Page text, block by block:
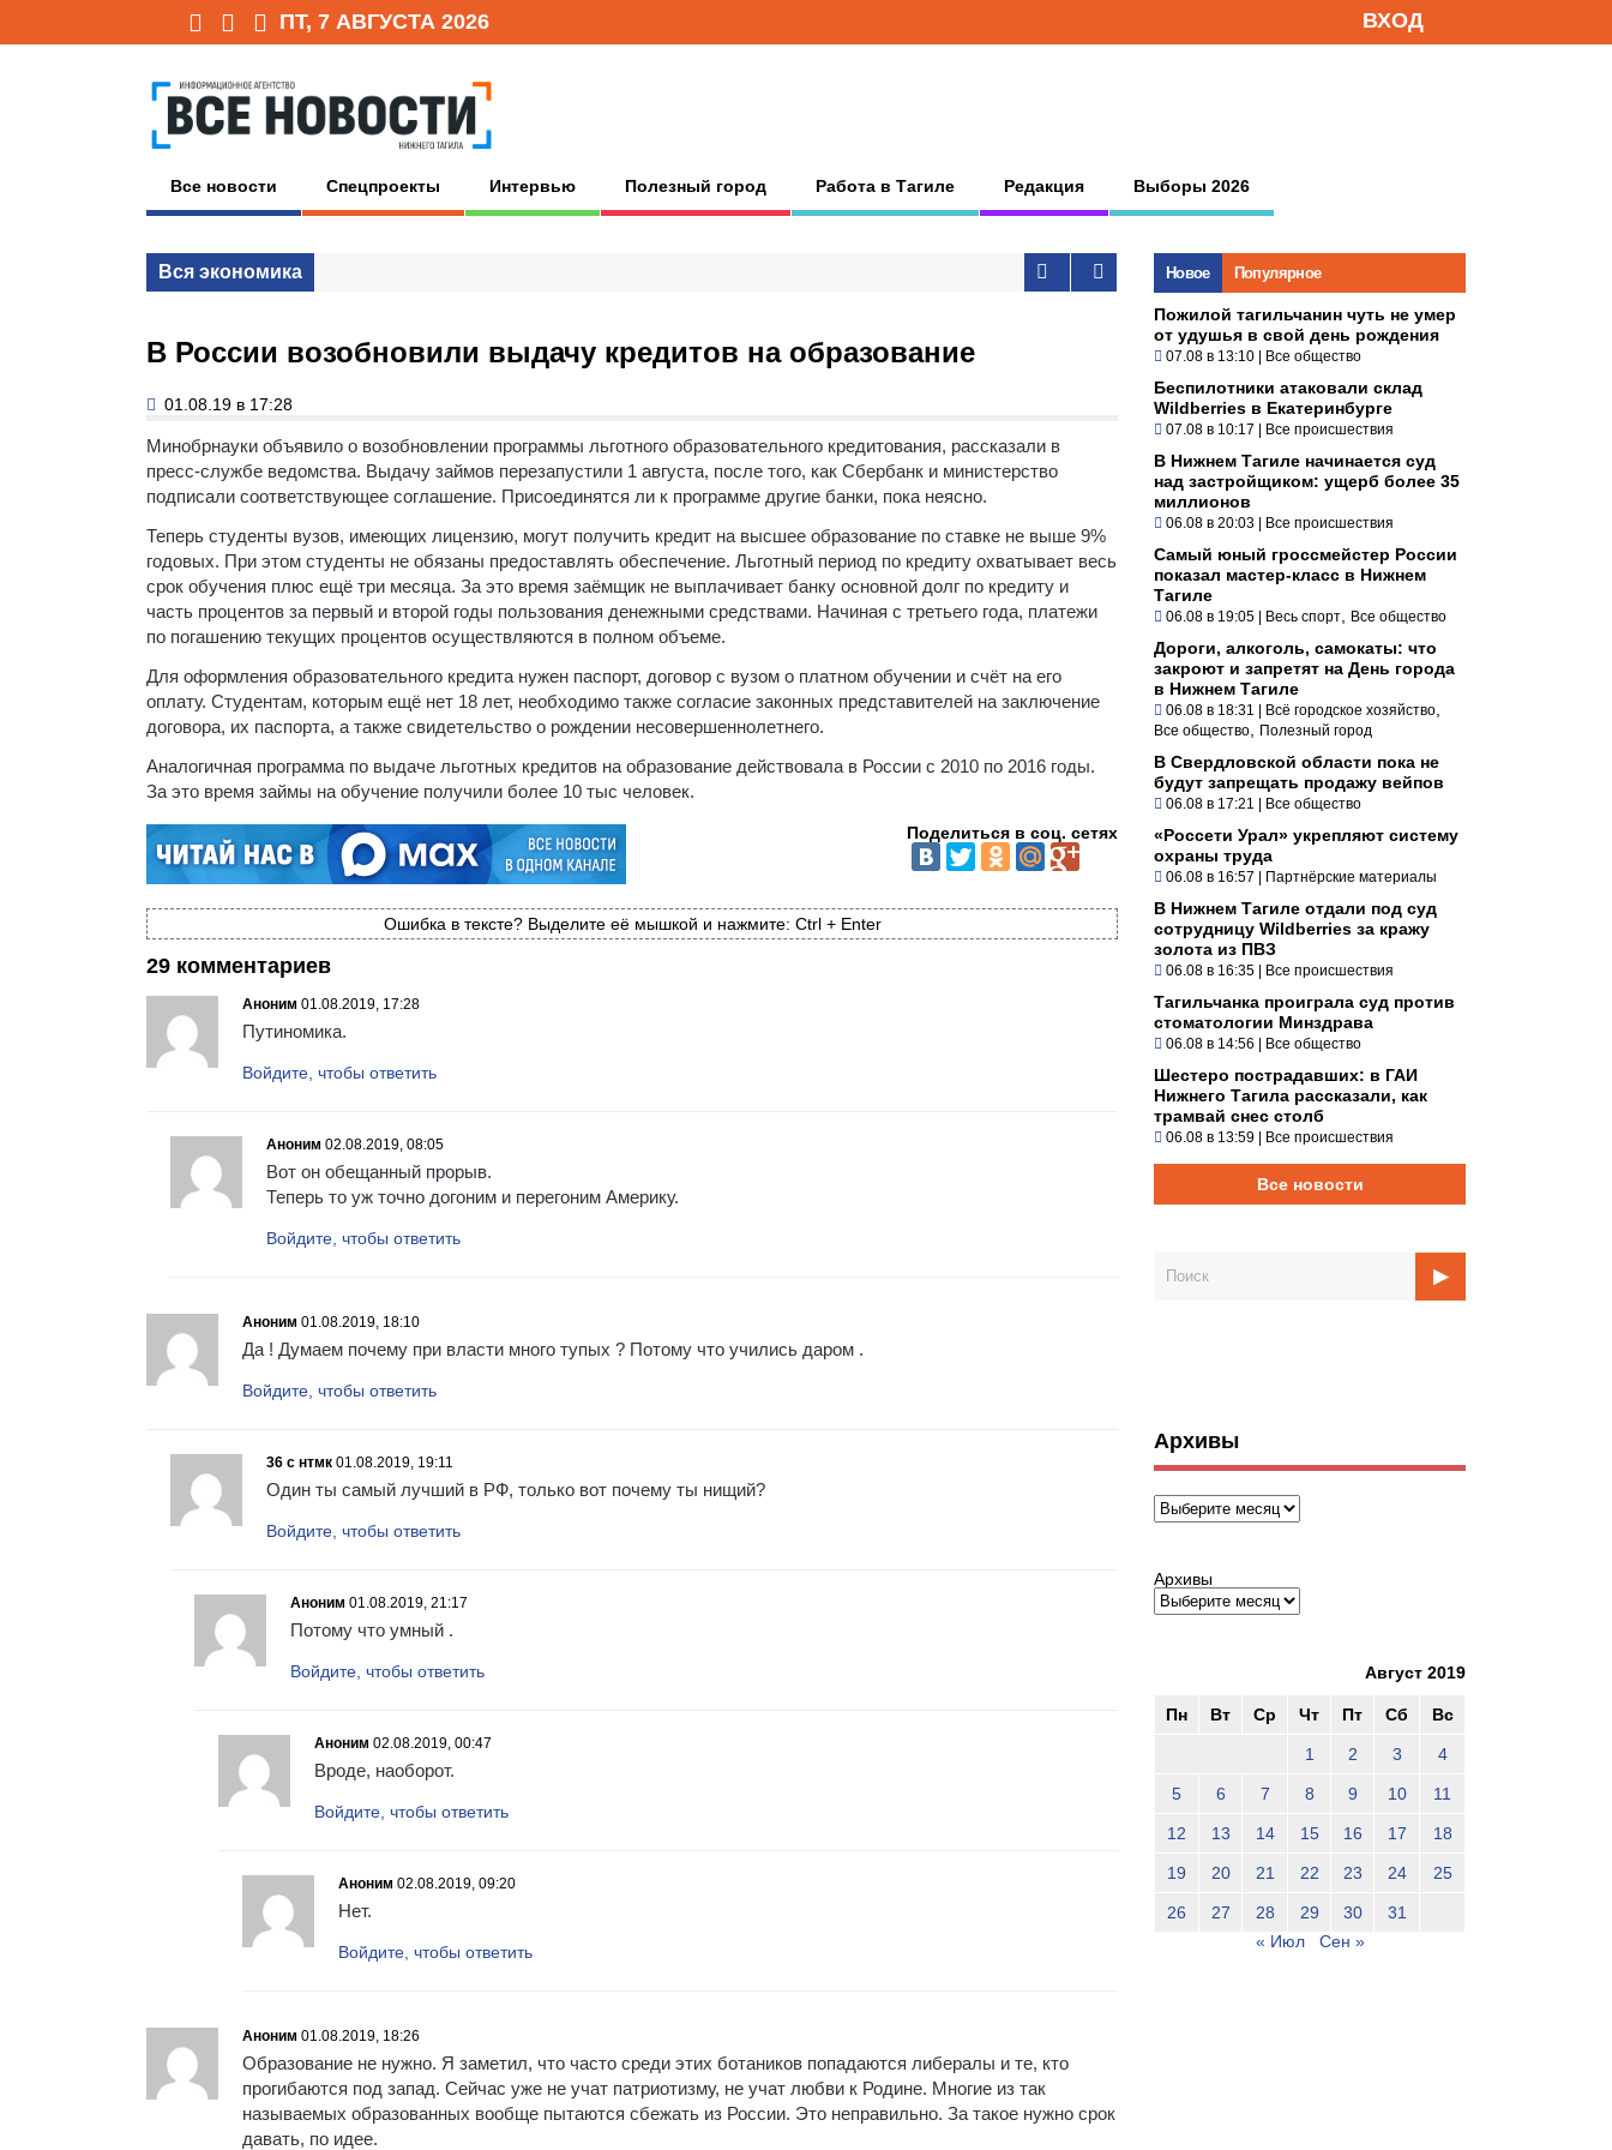
ПТ, 7 АВГУСТА 2026 ВХОД
Все новости Спецпроекты Интервью Полезный город Работа в Тагиле Редакция Выборы 2026
Вся экономика
В России возобновили выдачу кредитов на образование
01.08.19 в 17:28
Минобрнауки объявило о возобновлении программы льготного образовательного кредитования, рассказали в
пресс-службе ведомства. Выдачу займов перезапустили 1 августа, после того, как Сбербанк и министерство
подписали соответствующее соглашение. Присоединятся ли к программе другие банки, пока неясно.
Теперь студенты вузов, имеющих лицензию, могут получить кредит на высшее образование по ставке не выше 9%
годовых. При этом студенты не обязаны предоставлять обеспечение. Льготный период по кредиту охватывает весь
срок обучения плюс ещё три месяца. За это время заёмщик не выплачивает банку основной долг по кредиту и
часть процентов за первый и второй годы пользования денежными средствами. Начиная с третьего года, платежи
по погашению текущих процентов осуществляются в полном объеме.
Для оформления образовательного кредита нужен паспорт, договор с вузом о платном обучении и счёт на его
оплату. Студентам, которым ещё нет 18 лет, необходимо также согласие законных представителей на заключение
договора, их паспорта, а также свидетельство о рождении несовершеннолетнего.
Аналогичная программа по выдаче льготных кредитов на образование действовала в России с 2010 по 2016 годы.
За это время займы на обучение получили более 10 тыс человек.
Поделиться в соц. сетях
Ошибка в тексте? Выделите её мышкой и нажмите: Ctrl + Enter
29 комментариев
Аноним 01.08.2019, 17:28
Путиномика.
Войдите, чтобы ответить
Аноним 02.08.2019, 08:05
Вот он обещанный прорыв.
Теперь то уж точно догоним и перегоним Америку.
Войдите, чтобы ответить
Аноним 01.08.2019, 18:10
Да ! Думаем почему при власти много тупых ? Потому что учились даром .
Войдите, чтобы ответить
36 с нтмк 01.08.2019, 19:11
Один ты самый лучший в РФ, только вот почему ты нищий?
Войдите, чтобы ответить
Аноним 01.08.2019, 21:17
Потому что умный .
Войдите, чтобы ответить
Аноним 02.08.2019, 00:47
Вроде, наоборот.
Войдите, чтобы ответить
Аноним 02.08.2019, 09:20
Нет.
Войдите, чтобы ответить
Аноним 01.08.2019, 18:26
Образование не нужно. Я заметил, что часто среди этих ботаников попадаются либералы и те, кто
прогибаются под запад. Сейчас уже не учат патриотизму, не учат любви к Родине. Многие из так
называемых образованных вообще пытаются сбежать из России. Это неправильно. За такое нужно срок
давать, по идее.
Новое Популярное
Пожилой тагильчанин чуть не умер
от удушья в свой день рождения
07.08 в 13:10 | Все общество
Беспилотники атаковали склад
Wildberries в Екатеринбурге
07.08 в 10:17 | Все происшествия
В Нижнем Тагиле начинается суд
над застройщиком: ущерб более 35
миллионов
06.08 в 20:03 | Все происшествия
Самый юный гроссмейстер России
показал мастер-класс в Нижнем
Тагиле
06.08 в 19:05 | Весь спорт Все общество
Дороги, алкоголь, самокаты: что
закроют и запретят на День города
в Нижнем Тагиле
06.08 в 18:31 | Всё городское хозяйство
Все общество Полезный город
В Свердловской области пока не
будут запрещать продажу вейпов
06.08 в 17:21 | Все общество
«Россети Урал» укрепляют систему
охраны труда
06.08 в 16:57 | Партнёрские материалы
В Нижнем Тагиле отдали под суд
сотрудницу Wildberries за кражу
золота из ПВЗ
06.08 в 16:35 | Все происшествия
Тагильчанка проиграла суд против
стоматологии Минздрава
06.08 в 14:56 | Все общество
Шестеро пострадавших: в ГАИ
Нижнего Тагила рассказали, как
трамвай снес столб
06.08 в 13:59 | Все происшествия
Все новости
Архивы
Архивы
Архивы
Август 2019
Пн Вт Ср Чт Пт Сб Вс
1 2 3 4
5 6 7 8 9 10 11
12 13 14 15 16 17 18
19 20 21 22 23 24 25
26 27 28 29 30
31
« Июл
Сен »